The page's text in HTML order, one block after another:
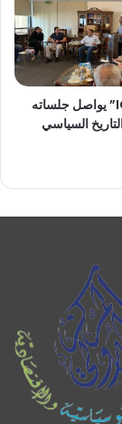
مركز “ICGER” يواصل جلساته
السياسي